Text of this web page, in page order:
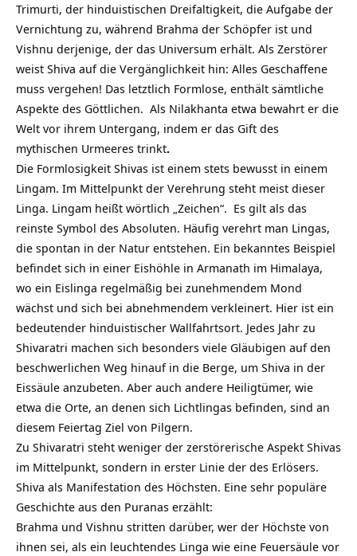
Trimurti, der hinduistischen Dreifaltigkeit, die Aufgabe der
Vernichtung zu, während Brahma der Schöpfer ist und
Vishnu derjenige, der das Universum erhält. Als Zerstörer
weist Shiva auf die Vergänglichkeit hin: Alles Geschaffene
muss vergehen! Das letztlich Formlose, enthält sämtliche
Aspekte des Göttlichen. Als Nilakhanta etwa bewahrt er die
Welt vor ihrem Untergang, indem er das Gift des
mythischen Urmeeres trinkt.
Die Formlosigkeit Shivas ist einem stets bewusst in einem
Lingam. Im Mittelpunkt der Verehrung steht meist dieser
Linga. Lingam heißt wörtlich „Zeichen“. Es gilt als das
reinste Symbol des Absoluten. Häufig verehrt man Lingas,
die spontan in der Natur entstehen. Ein bekanntes Beispiel
befindet sich in einer Eishöhle in Armanath im Himalaya,
wo ein Eislinga regelmäßig bei zunehmendem Mond
wächst und sich bei abnehmendem verkleinert. Hier ist ein
bedeutender hinduistischer Wallfahrtsort. Jedes Jahr zu
Shivaratri machen sich besonders viele Gläubigen auf den
beschwerlichen Weg hinauf in die Berge, um Shiva in der
Eissäule anzubeten. Aber auch andere Heiligtümer, wie
etwa die Orte, an denen sich Lichtlingas befinden, sind an
diesem Feiertag Ziel von Pilgern.
Zu Shivaratri steht weniger der zerstörerische Aspekt Shivas
im Mittelpunkt, sondern in erster Linie der des Erlösers.
Shiva als Manifestation des Höchsten. Eine sehr populäre
Geschichte aus den Puranas erzählt:
Brahma und Vishnu stritten darüber, wer der Höchste von
ihnen sei, als ein leuchtendes Linga wie eine Feuersäule vor